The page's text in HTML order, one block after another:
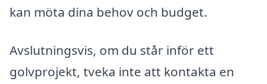
kan möta dina behov och budget.
Avslutningsvis, om du står inför ett
golvprojekt, tveka inte att kontakta en